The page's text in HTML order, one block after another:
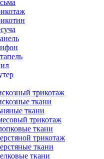
трикотаж
ткани
ткани
трикотаж
ткани
трикотаж
ткани
ткани